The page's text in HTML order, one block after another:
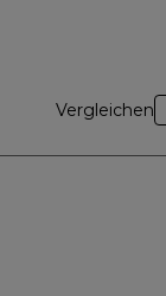
Vergleichen